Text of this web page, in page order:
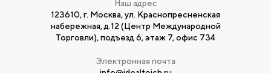
Наш адрес
123610, г. Москва, ул. Краснопресненская
набережная, д.12 (Центр Международной
Торговли), подъезд 6, этаж 7, офис 734
Электронная почта